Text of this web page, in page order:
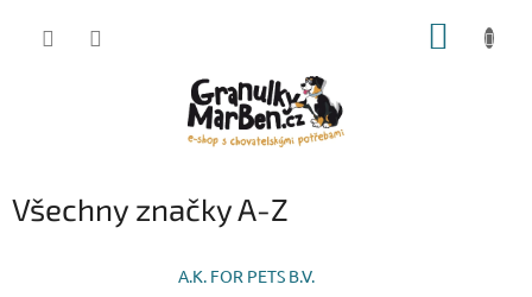
Všechny značky A-Z
A.K. FOR PETS B.V.